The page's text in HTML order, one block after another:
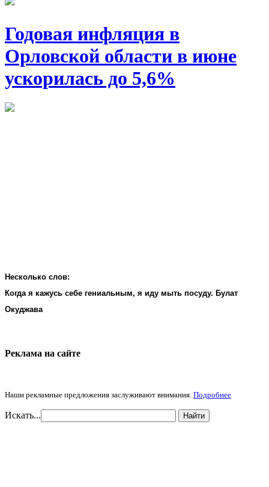
Годовая инфляция в
Орловской области в июне
ускорилась до 5,6%
Несколько слов:
Когда я кажусь себе гениальным, я иду мыть посуду. Булат
Окуджава
Реклама на cайте
Наши рекламные предложения заслуживают внимания. Подробнее
Искать... Найти